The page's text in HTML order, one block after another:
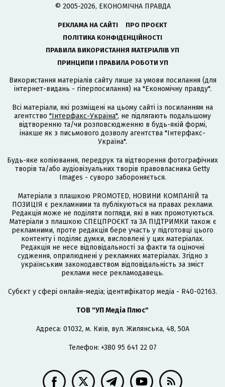
© 2005-2026, ЕКОНОМІЧНА ПРАВДА
РЕКЛАМА НА САЙТІ
ПРО ПРОЄКТ
ПОЛІТИКА КОНФІДЕНЦІЙНОСТІ
ПРАВИЛА ВИКОРИСТАННЯ МАТЕРІАЛІВ УП
ПРИНЦИПИ І ПРАВИЛА РОБОТИ УП
Використання матеріалів сайту лише за умови посилання (для
інтернет-видань - гіперпосилання) на "Економічну правду".
Всі матеріали, які розміщені на цьому сайті із посиланням на
агентство "Інтерфакс-Україна", не підлягають подальшому
відтворенню та/чи розповсюдженню в будь-якій формі,
інакше як з письмового дозволу агентства "Інтерфакс-
Україна".
Будь-яке копіювання, передрук та відтворення фотографічних
творів та/або аудіовізуальних творів правовласника Getty
Images - суворо забороняється.
Матеріали з плашкою PROMOTED, НОВИНИ КОМПАНІЙ та
ПОЗИЦІЯ є рекламними та публікуються на правах реклами.
Редакція може не поділяти погляди, які в них промотуються.
Матеріали з плашкою СПЕЦПРОЄКТ та ЗА ПІДТРИМКИ також є
рекламними, проте редакція бере участь у підготовці цього
контенту і поділяє думки, висловлені у цих матеріалах.
Редакція не несе відповідальності за факти та оціночні
судження, оприлюднені у рекламних матеріалах. Згідно з
українським законодавством відповідальність за зміст
реклами несе рекламодавець.
Cубєкт у сфері онлайн-медіа; ідентифікатор медіа - R40-02163.
ТОВ "УП Медіа Плюс"
Адреса: 01032, м. Київ, вул. Жилянська, 48, 50А
Телефон: +380 95 641 22 07